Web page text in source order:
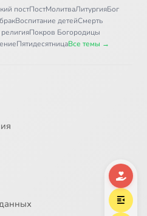
постПостМолитваЛитургияБог
Воспитание детейСмерть
Покров Богородицы
ПятидесятницаВсе темы →